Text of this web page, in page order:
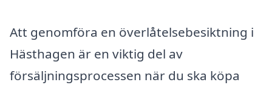
Att genomföra en överlåtelsebesiktning i
Hästhagen är en viktig del av
försäljningsprocessen när du ska köpa